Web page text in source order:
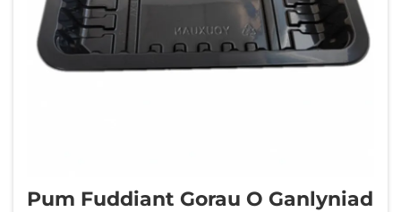
Pum Fuddiant Gorau O Ganlyniad